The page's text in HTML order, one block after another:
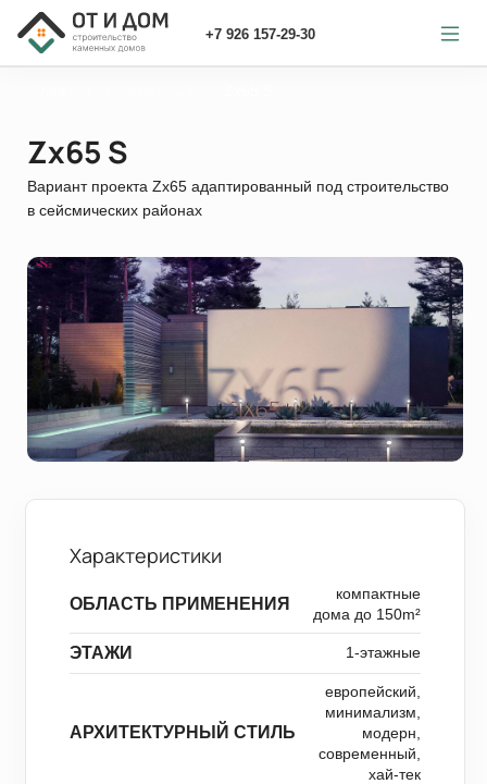
+7 926 157-29-30
Zx65 S
Вариант проекта Zx65 адаптированный под строительство
в сейсмических районах
Характеристики
ОБЛАСТЬ ПРИМЕНЕНИЯ
компактные
дома до 150m²
ЭТАЖИ 1-этажные
АРХИТЕКТУРНЫЙ СТИЛЬ
европейский,
минимализм,
модерн,
современный,
хай-тек